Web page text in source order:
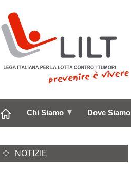
Chi Siamo Dove Siamo
NOTIZIE